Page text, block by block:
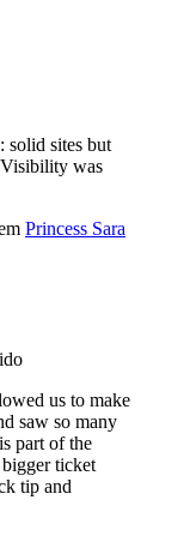
solid sites but
was
Princess Sara
us to make
saw so many
part of the
ticket
tip and